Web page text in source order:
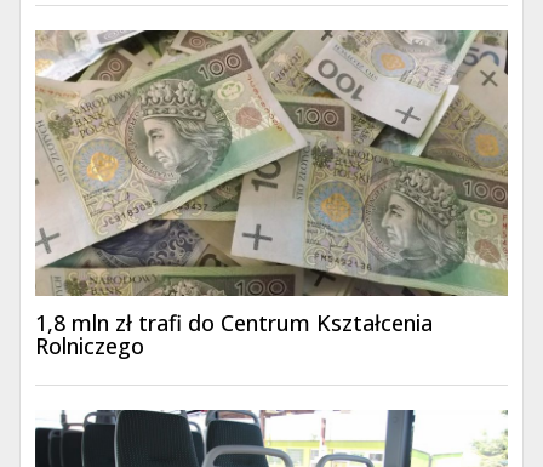
1,8 mln zł trafi do Centrum Kształcenia
Rolniczego